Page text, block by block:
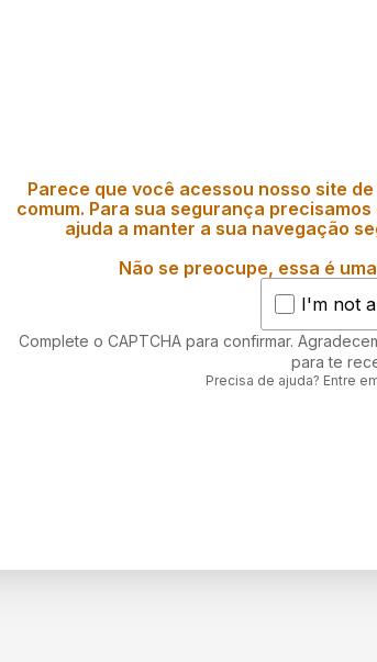
Parece que você acessou nosso site
comum. Para sua segurança
ajuda a manter a sua navegação
Não se preocupe, essa é
I'm not
Complete o CAPTCHA para confirmar.
para te
Precisa de ajuda? Entre